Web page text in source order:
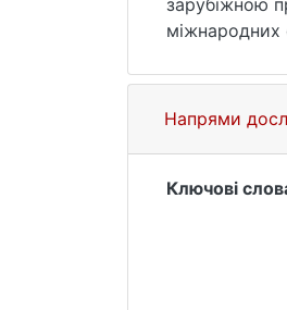
зарубіжною
міжнародних
Напрями
Ключові